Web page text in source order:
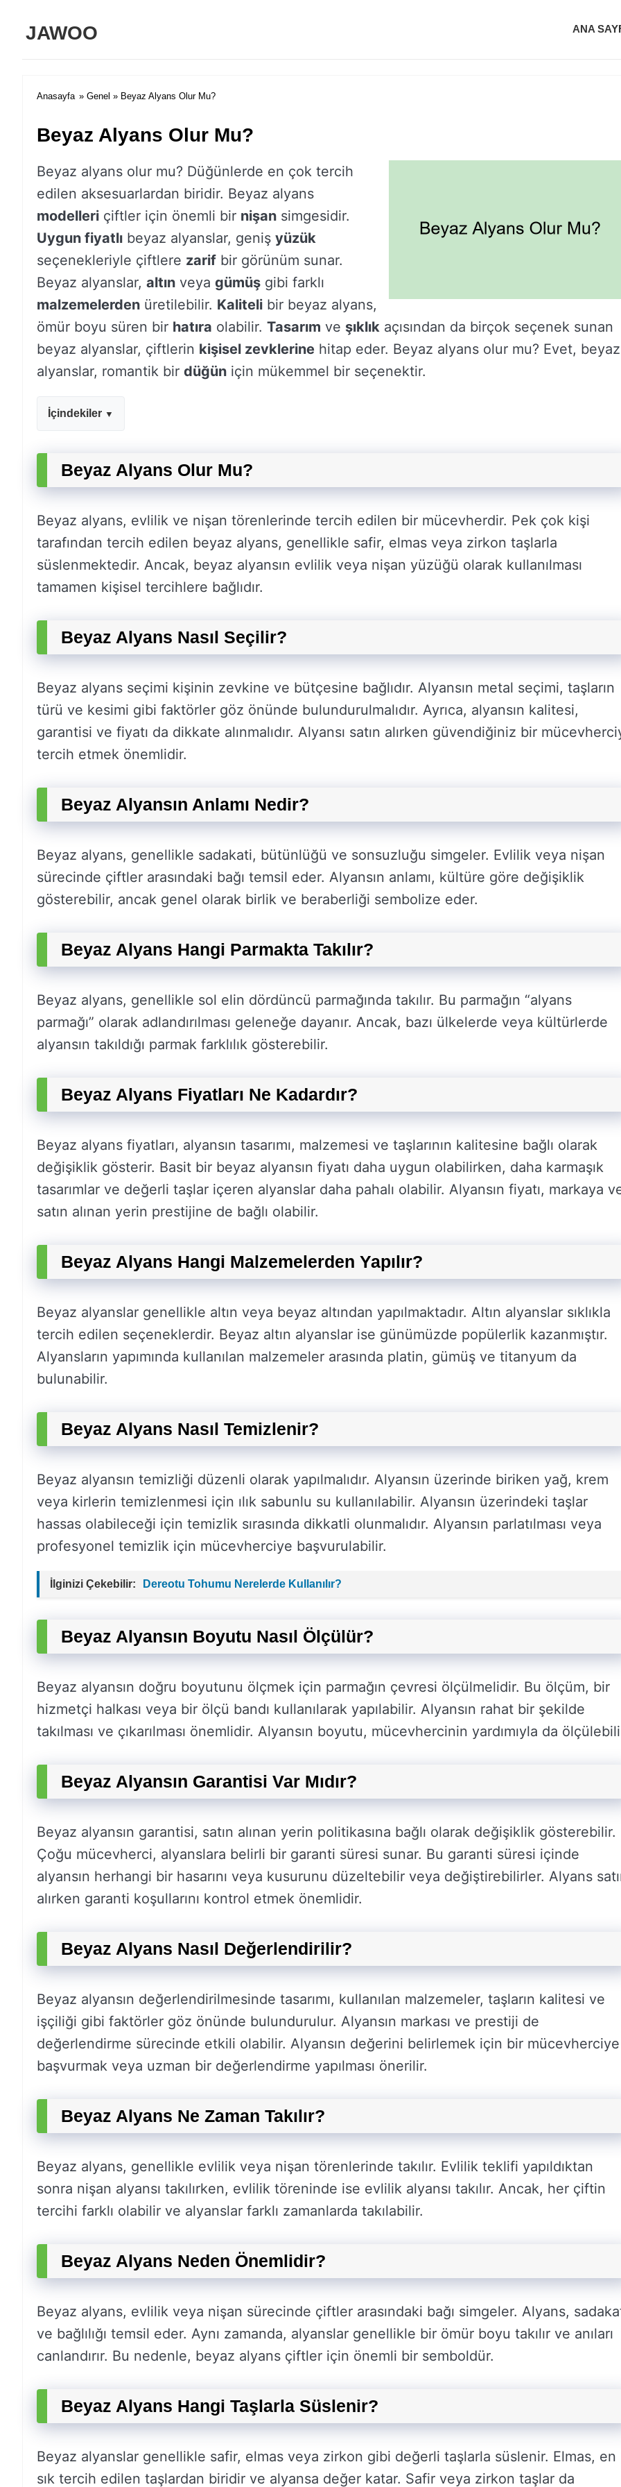
JAWOO ANA
Anasayfa » Genel » Beyaz Alyans Olur Mu?
Beyaz Alyans Olur Mu?
Beyaz alyans olur mu? Düğünlerde en çok tercih
edilen aksesuarlardan biridir. Beyaz alyans
modelleri çiftler için önemli bir nişan simgesidir.
Uygun fiyatlı beyaz alyanslar, geniş yüzük
seçenekleriyle çiftlere zarif bir görünüm sunar.
Beyaz alyanslar, altın veya gümüş gibi farklı
malzemelerden üretilebilir. Kaliteli bir beyaz alyans,
ömür boyu süren bir hatıra olabilir. Tasarım ve şıklık açısından da birçok seçenek sunan
beyaz alyanslar, çiftlerin kişisel zevklerine hitap eder. Beyaz alyans olur mu? Evet, beyaz
alyanslar, romantik bir düğün için mükemmel bir seçenektir.
İçindekiler
Beyaz Alyans Olur Mu?
Beyaz alyans, evlilik ve nişan törenlerinde tercih edilen bir mücevherdir. Pek çok kişi
tarafından tercih edilen beyaz alyans, genellikle safir, elmas veya zirkon taşlarla
süslenmektedir. Ancak, beyaz alyansın evlilik veya nişan yüzüğü olarak kullanılması
tamamen kişisel tercihlere bağlıdır.
Beyaz Alyans Nasıl Seçilir?
Beyaz alyans seçimi kişinin zevkine ve bütçesine bağlıdır. Alyansın metal seçimi, taşların
türü ve kesimi gibi faktörler göz önünde bulundurulmalıdır. Ayrıca, alyansın kalitesi,
garantisi ve fiyatı da dikkate alınmalıdır. Alyansı satın alırken güvendiğiniz bir
tercih etmek önemlidir.
Beyaz Alyansın Anlamı Nedir?
Beyaz alyans, genellikle sadakati, bütünlüğü ve sonsuzluğu simgeler. Evlilik veya nişan
sürecinde çiftler arasındaki bağı temsil eder. Alyansın anlamı, kültüre göre değişiklik
gösterebilir, ancak genel olarak birlik ve beraberliği sembolize eder.
Beyaz Alyans Hangi Parmakta Takılır?
Beyaz alyans, genellikle sol elin dördüncü parmağında takılır. Bu parmağın “alyans
parmağı” olarak adlandırılması geleneğe dayanır. Ancak, bazı ülkelerde veya kültürlerde
alyansın takıldığı parmak farklılık gösterebilir.
Beyaz Alyans Fiyatları Ne Kadardır?
Beyaz alyans fiyatları, alyansın tasarımı, malzemesi ve taşlarının kalitesine bağlı olarak
değişiklik gösterir. Basit bir beyaz alyansın fiyatı daha uygun olabilirken, daha karmaşık
tasarımlar ve değerli taşlar içeren alyanslar daha pahalı olabilir. Alyansın fiyatı, markaya
satın alınan yerin prestijine de bağlı olabilir.
Beyaz Alyans Hangi Malzemelerden Yapılır?
Beyaz alyanslar genellikle altın veya beyaz altından yapılmaktadır. Altın alyanslar sıklıkla
tercih edilen seçeneklerdir. Beyaz altın alyanslar ise günümüzde popülerlik kazanmıştır.
Alyansların yapımında kullanılan malzemeler arasında platin, gümüş ve titanyum da
bulunabilir.
Beyaz Alyans Nasıl Temizlenir?
Beyaz alyansın temizliği düzenli olarak yapılmalıdır. Alyansın üzerinde biriken yağ, krem
veya kirlerin temizlenmesi için ılık sabunlu su kullanılabilir. Alyansın üzerindeki taşlar
hassas olabileceği için temizlik sırasında dikkatli olunmalıdır. Alyansın parlatılması veya
profesyonel temizlik için mücevherciye başvurulabilir.
İlginizi Çekebilir: Dereotu Tohumu Nerelerde Kullanılır?
Beyaz Alyansın Boyutu Nasıl Ölçülür?
Beyaz alyansın doğru boyutunu ölçmek için parmağın çevresi ölçülmelidir. Bu ölçüm, bir
hizmetçi halkası veya bir ölçü bandı kullanılarak yapılabilir. Alyansın rahat bir şekilde
takılması ve çıkarılması önemlidir. Alyansın boyutu, mücevhercinin yardımıyla da
Beyaz Alyansın Garantisi Var Mıdır?
Beyaz alyansın garantisi, satın alınan yerin politikasına bağlı olarak değişiklik gösterebilir.
Çoğu mücevherci, alyanslara belirli bir garanti süresi sunar. Bu garanti süresi içinde
alyansın herhangi bir hasarını veya kusurunu düzeltebilir veya değiştirebilirler. Alyans
alırken garanti koşullarını kontrol etmek önemlidir.
Beyaz Alyans Nasıl Değerlendirilir?
Beyaz alyansın değerlendirilmesinde tasarımı, kullanılan malzemeler, taşların kalitesi ve
işçiliği gibi faktörler göz önünde bulundurulur. Alyansın markası ve prestiji de
değerlendirme sürecinde etkili olabilir. Alyansın değerini belirlemek için bir mücevherciye
başvurmak veya uzman bir değerlendirme yapılması önerilir.
Beyaz Alyans Ne Zaman Takılır?
Beyaz alyans, genellikle evlilik veya nişan törenlerinde takılır. Evlilik teklifi yapıldıktan
sonra nişan alyansı takılırken, evlilik töreninde ise evlilik alyansı takılır. Ancak, her çiftin
tercihi farklı olabilir ve alyanslar farklı zamanlarda takılabilir.
Beyaz Alyans Neden Önemlidir?
Beyaz alyans, evlilik veya nişan sürecinde çiftler arasındaki bağı simgeler. Alyans,
ve bağlılığı temsil eder. Aynı zamanda, alyanslar genellikle bir ömür boyu takılır ve anıları
canlandırır. Bu nedenle, beyaz alyans çiftler için önemli bir semboldür.
Beyaz Alyans Hangi Taşlarla Süslenir?
Beyaz alyanslar genellikle safir, elmas veya zirkon gibi değerli taşlarla süslenir. Elmas, en
sık tercih edilen taşlardan biridir ve alyansa değer katar. Safir veya zirkon taşlar da